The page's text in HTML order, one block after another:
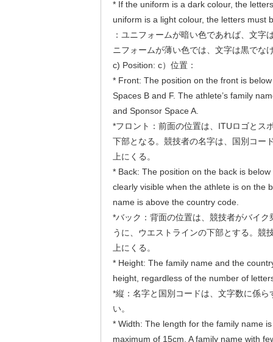
* If the uniform is a dark colour, the
uniform is a light colour, the letters must
：ユニフォームが暗い色であれば、文字
ニフォームが薄い色では、文字は黒でな
c) Position: c）位置：
* Front: The position on the front is
Spaces B and F. The athlete’s family
and Sponsor Space A.
*フロント：前面の位置は、ITUロゴとス
下部となる。競技者の名字は、国別コー
上にくる。
* Back: The position on the back is
clearly visible when the athlete is on the
name is above the country code.
*バック：背面の位置は、競技者がバイ
うに、ウエストラインの下部とする。競
上にくる。
* Height: The family name and the
height, regardless of the number of
*縦：名字と国別コードは、文字数に係
い。
* Width: The length for the family name
maximum of 15cm. A family name with